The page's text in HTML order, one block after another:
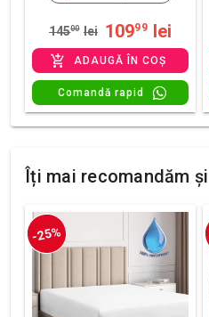
14500 lei 10999 lei
ADAUGĂ ÎN COȘ
Comandă rapid
Îți mai recomandăm și
-25%